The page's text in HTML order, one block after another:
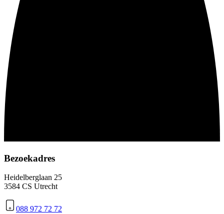
Bezoekadres
Heidelberglaan 25
3584 CS Utrecht
088 972 72 72